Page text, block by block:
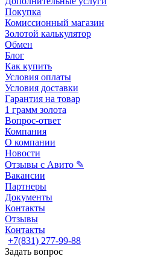
Покупка
Комиссионный магазин
Золотой калькулятор
Обмен
Блог
Как купить
Условия оплаты
Условия доставки
Гарантия на товар
1 грамм золота
Вопрос-ответ
Компания
О компании
Новости
Отзывы с Авито ✎
Вакансии
Партнеры
Документы
Контакты
Отзывы
Контакты
+7(831) 277-99-88
Задать вопрос